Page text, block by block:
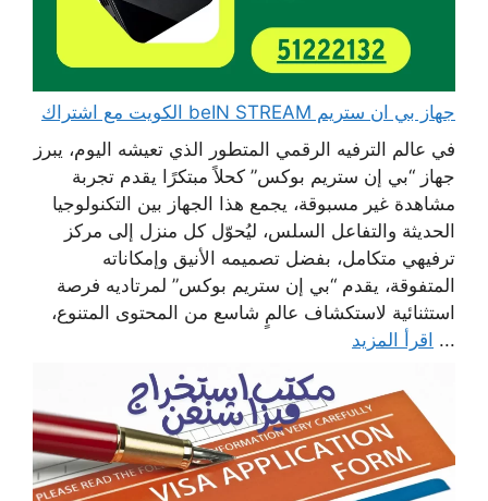
جهاز بي ان ستريم beIN STREAM الكويت مع اشتراك
في عالم الترفيه الرقمي المتطور الذي تعيشه اليوم، يبرز
جهاز “بي إن ستريم بوكس” كحلاً مبتكرًا يقدم تجربة
مشاهدة غير مسبوقة، يجمع هذا الجهاز بين التكنولوجيا
الحديثة والتفاعل السلس، ليُحوّل كل منزل إلى مركز
ترفيهي متكامل، بفضل تصميمه الأنيق وإمكاناته
المتفوقة، يقدم “بي إن ستريم بوكس” لمرتاديه فرصة
استثنائية لاستكشاف عالمٍ شاسع من المحتوى المتنوع،
... اقرأ المزيد